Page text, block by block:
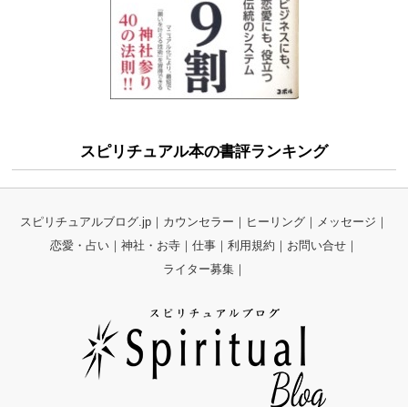
スピリチュアル本の書評ランキング
スピリチュアルブログ.jp カウンセラー ヒーリング
メッセージ
恋愛・占い
神社・お寺 仕事 利用規約
お問い合せ
ライター募集